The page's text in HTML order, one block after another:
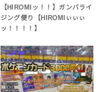
【HIROMIッ！！】ガンバライ
ジング便り【HIROMIぃぃぃ
ッ！！！！】